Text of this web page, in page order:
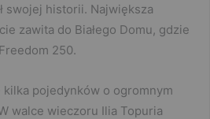
swojej historii. Największa
zawita do Białego Domu, gdzie
250.
kilka pojedynków o ogromnym
walce wieczoru Ilia Topuria